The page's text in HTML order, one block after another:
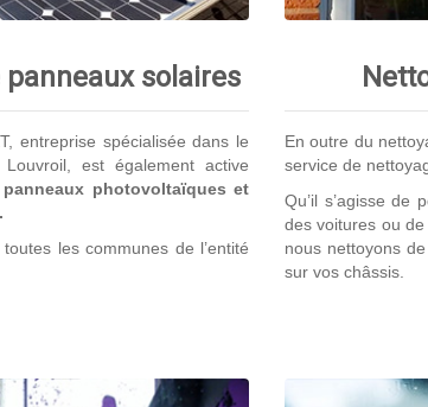
panneaux solaires
entreprise spécialisée dans le
est également active
photovoltaïques et
les communes de l’entité
En outre du
service de
Qu’il s’agisse de
des voitures ou
nous nettoyons
sur vos châssis.